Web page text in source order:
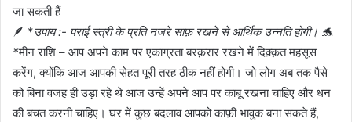
जा सकती हैं
🪶 *उपाय :- पराई स्त्री के प्रति नजरे साफ़ रखने से आर्थिक उन्नति होगी। 🐬
*मीन राशि – आप अपने काम पर एकाग्रता बरक़रार रखने में दिक़्क़त महसूस
करेंग, क्योंकि आज आपकी सेहत पूरी तरह ठीक नहीं होगी। जो लोग अब तक पैसे
को बिना वजह ही उड़ा रहे थे आज उन्हें अपने आप पर काबू रखना चाहिए और धन
की बचत करनी चाहिए। घर में कुछ बदलाव आपको काफ़ी भावुक बना सकते हैं,